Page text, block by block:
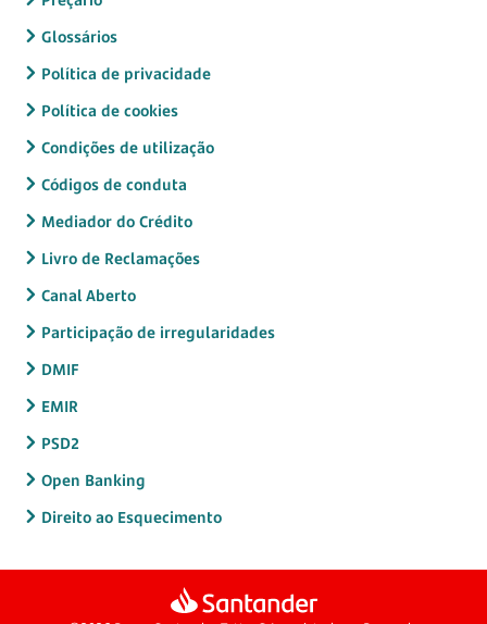
Glossários
Política de privacidade
Política de cookies
Condições de utilização
Códigos de conduta
Mediador do Crédito
Livro de Reclamações
Canal Aberto
Participação de irregularidades
DMIF
EMIR
PSD2
Open Banking
Direito ao Esquecimento